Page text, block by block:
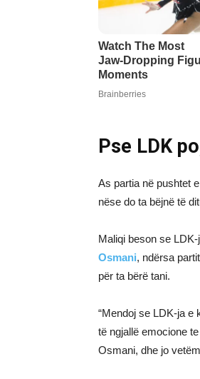
Pse LDK
As partia në pushtet
nëse do ta bëjnë të
Maliqi beson se
Osmani, ndërsa
për ta bërë tani.
“Mendoj se LDK-ja e
të ngjallë emocione
Osmani, dhe jo